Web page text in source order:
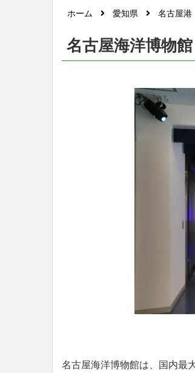
ホーム 愛知県 名古屋港
名古屋海洋博物館
名古屋海洋博物館は、国内最